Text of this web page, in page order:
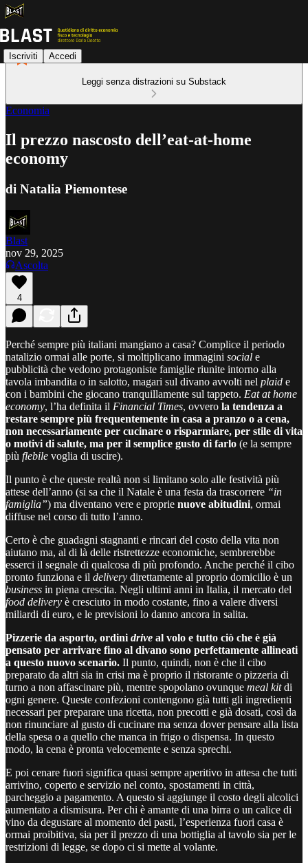
Iscriviti Accedi
Leggi senza distrazioni su Substack
Economia
Il prezzo nascosto dell’eat-at-home
economy
di Natalia Piemontese
Blast
nov 29, 2025
Ascolta
4
Perché sempre più italiani mangiano a casa? Complice il periodo
natalizio ormai alle porte, si moltiplicano immagini social e
pubblicità che vedono protagoniste famiglie riunite intorno alla
tavola imbandita o in salotto, magari sul divano avvolti nel plaid e
con i bambini che giocano tranquillamente sul tappeto. Eat at home
economy, l’ha definita il Financial Times, ovvero la tendenza a
restare sempre più frequentemente in casa a pranzo o a cena,
non necessariamente per cucinare o risparmiare, per stile di vita
o motivi di salute, ma per il semplice gusto di farlo (e la sempre
più flebile voglia di uscire).
Il punto è che queste realtà non si limitano solo alle festività più
attese dell’anno (si sa che il Natale è una festa da trascorrere “in
famiglia”) ma diventano vere e proprie nuove abitudini, ormai
diffuse nel corso di tutto l’anno.
Certo è che guadagni stagnanti e rincari del costo della vita non
aiutano ma, al di là delle ristrettezze economiche, sembrerebbe
esserci il segnale di qualcosa di più profondo. Anche perché il cibo
pronto funziona e il delivery direttamente al proprio domicilio è un
business in piena crescita. Negli ultimi anni in Italia, il mercato del
food delivery è cresciuto in modo costante, fino a valere diversi
miliardi di euro, e le previsioni lo danno ancora in salita.
Pizzerie da asporto, ordini drive al volo e tutto ciò che è già
pensato per arrivare fino al divano sono perfettamente allineati
a questo nuovo scenario. Il punto, quindi, non è che il cibo
preparato da altri sia in crisi ma è proprio il ristorante o pizzeria di
turno a non affascinare più, mentre spopolano ovunque meal kitdi
ogni genere. Queste confezioni contengono già tutti gli ingredienti
necessari per preparare una ricetta, non precotti e già dosati, così da
non rinunciare al gusto di cucinare ma senza dover pensare alla lista
della spesa o a quello che manca in frigo o dispensa. In questo
modo, la cena è pronta velocemente e senza sprechi.
E poi cenare fuori significa quasi sempre aperitivo in attesa che tutti
arrivino, coperto e servizio nel conto, spostamenti in città,
parcheggio a pagamento. A questo si aggiunge il costo degli alcolici
aumentato a dismisura. Per chi è amante di una birra o un calice di
vino da degustare al momento dei pasti, l’esperienza fuori casa è
ormai proibitiva, sia per il prezzo di una bottiglia al tavolo sia per le
restrizioni di legge, se dopo ci si mette al volante.